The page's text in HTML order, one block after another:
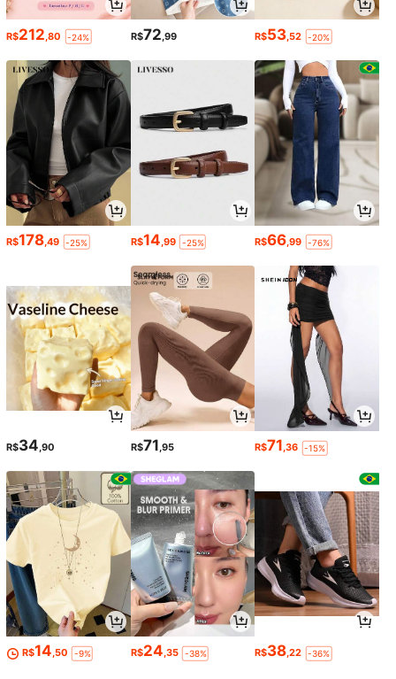
R$212 ,80 -24% R$72 ,99 R$53 ,52 -20%
R$178,49 -25% R$14,99 -25% R$66,99 -76%
R$34,90 R$71,95 R$71,36 -15%
R$14,50 -9% R$24,35 -38% R$38,22 -36%